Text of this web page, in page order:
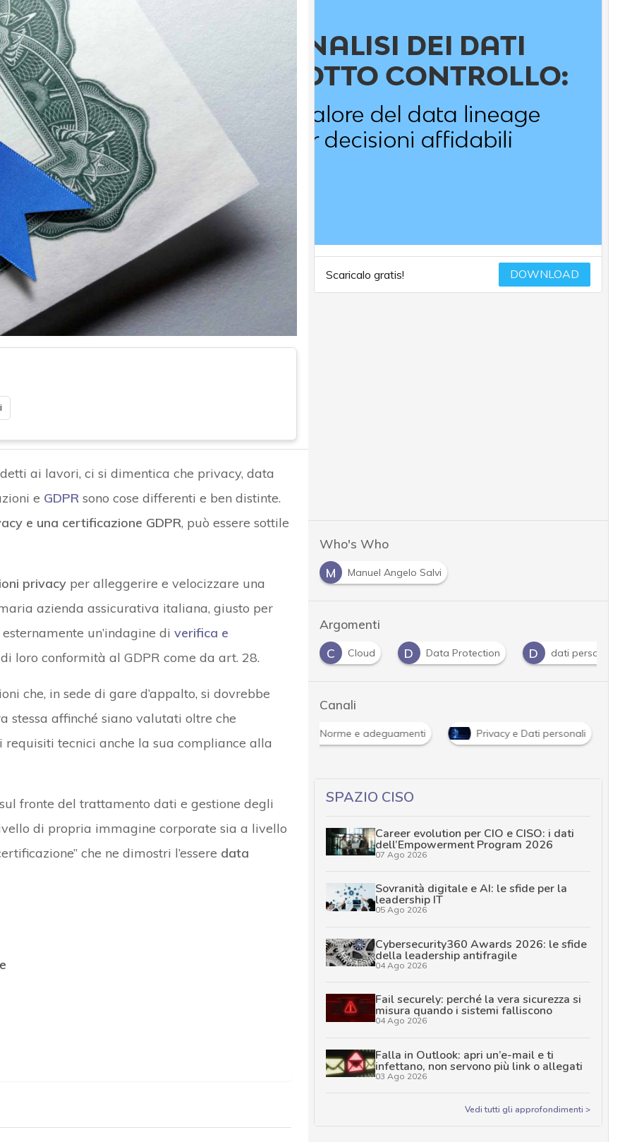
ai lavori, ci si dimentica che privacy, data
e GDPRsono cose differenti e ben distinte.
e una certificazione GDPR, può essere sottile
privacyper alleggerire e velocizzare una
azienda assicurativa italiana, giusto per
un’indagine di verifica e
loro conformità al GDPR come da art. 28.
che, in sede di gare d’appalto, si dovrebbe
affinché siano valutati oltre che
requisiti tecnici anche la sua compliance alla
fronte del trattamento dati e gestione degli
di propria immagine corporate sia a livello
che ne dimostri l’essere data
Scaricalo gratis! DOWNLOAD
Who's Who
M
Manuel Angelo Salvi
Argomenti
B
Best Practice C Cloud D Data Protection D dati personali
Canali
Norme e adeguamenti Privacy e Dati personali
SPAZIO CISO
Career evolution per CIO e CISO: i dati
dell’Empowerment Program 2026
07 Ago 2026
Sovranità digitale e AI: le sfide per la
leadership IT
05 Ago 2026
Cybersecurity360 Awards 2026: le sfide
della leadership antifragile
04 Ago 2026
Fail securely: perché la vera sicurezza si
misura quando i sistemi falliscono
04 Ago 2026
Falla in Outlook: apri un’e-mail e ti
infettano, non servono più link o allegati
03 Ago 2026
Vedi tutti gli approfondimenti >